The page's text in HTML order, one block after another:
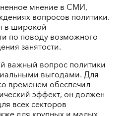
мнение в СМИ,
вопросов политики.
в широкой
по поводу возможного
занятости.
важный вопрос политики
выгодами. Для
временем обеспечил
эффект, он должен
всех секторов